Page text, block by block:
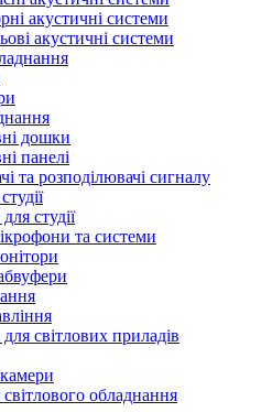
акустичні системи
акустичні системи
дошки
панелі
та розподілювачі сигналу
студії
та системи
світлових приладів
обладнання